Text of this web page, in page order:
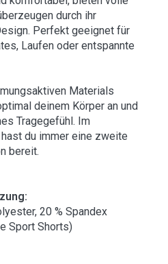
durch ihr
Perfekt geeignet für
Laufen oder entspannte
Materials
deinem Körper an und
Tragegefühl. Im
du immer eine zweite
bereit.
20 % Spandex
Sport Shorts)